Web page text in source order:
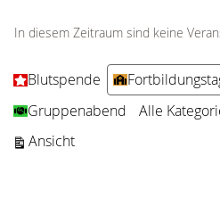
In diesem Zeitraum sind keine
Kategorien
Blutspende
Gruppenabend
Alle
Ansichtausdrucken